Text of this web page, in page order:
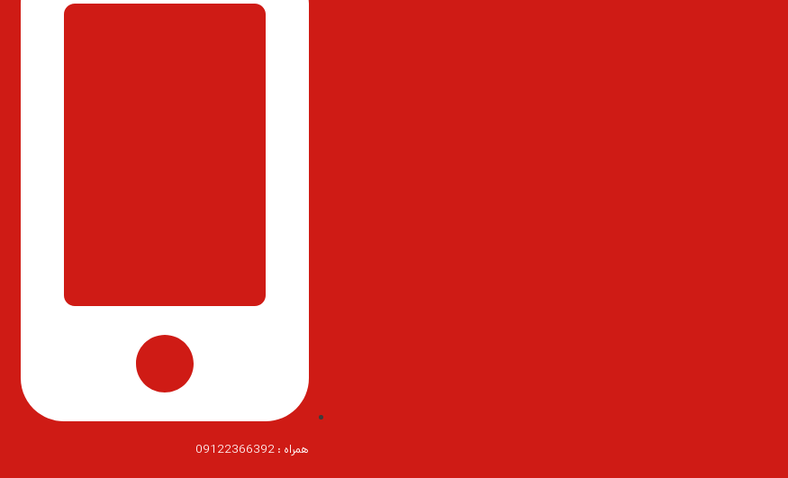
همراه : 09122366392